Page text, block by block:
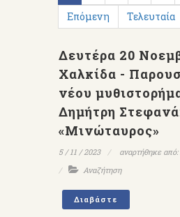
Επόμενη
Τελευταία
Δευτέρα 20
Χαλκίδα -
νέου
Δημήτρη
«Μινώταυρος»
5 / 11 / 2023 αναρτήθηκε από:
Αναζήτηση
Διαβάστε